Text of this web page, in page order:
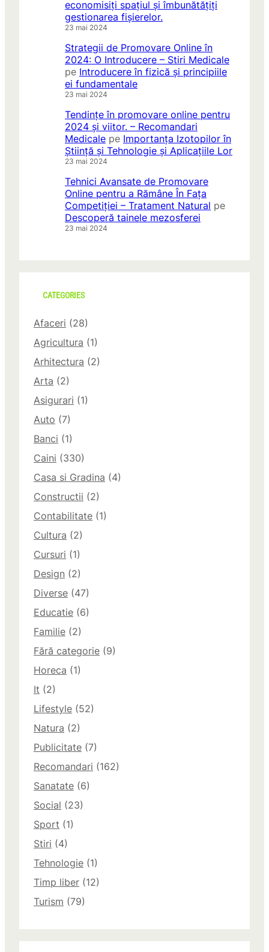
economisiți spațiul și îmbunătățiți
gestionarea fișierelor.
23 mai 2024
Strategii de Promovare Online în
2024: O Introducere – Stiri Medicale
pe Introducere în fizică și principiile
ei fundamentale
23 mai 2024
Tendințe în promovare online pentru
2024 și viitor. – Recomandari
Medicale pe Importanța Izotopilor în
Știință și Tehnologie și Aplicațiile Lor
23 mai 2024
Tehnici Avansate de Promovare
Online pentru a Rămâne În Fața
Competiției – Tratament Natural pe
Descoperă tainele mezosferei
23 mai 2024
CATEGORIES
Afaceri (28)
Agricultura (1)
Arhitectura (2)
Arta (2)
Asigurari (1)
Auto (7)
Banci (1)
Caini (330)
Casa si Gradina (4)
Constructii (2)
Contabilitate (1)
Cultura (2)
Cursuri (1)
Design (2)
Diverse (47)
Educatie (6)
Familie (2)
Fără categorie (9)
Horeca (1)
It (2)
Lifestyle (52)
Natura (2)
Publicitate (7)
Recomandari (162)
Sanatate (6)
Social (23)
Sport (1)
Stiri (4)
Tehnologie (1)
Timp liber (12)
Turism (79)